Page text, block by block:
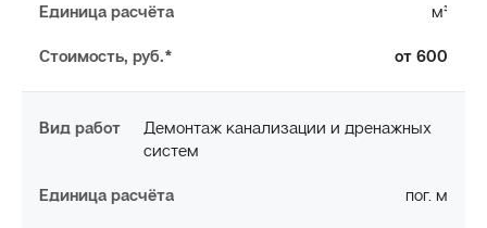
м²
от 600
Демонтаж канализации и дренажных
систем
пог. м